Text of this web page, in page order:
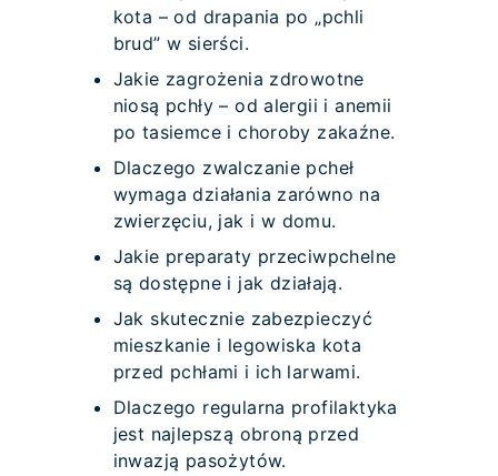
kota – od drapania po „pchli
brud” w sierści.
Jakie zagrożenia zdrowotne
niosą pchły – od alergii i anemii
po tasiemce i choroby zakaźne.
Dlaczego zwalczanie pcheł
wymaga działania zarówno na
zwierzęciu, jak i w domu.
Jakie preparaty przeciwpchelne
są dostępne i jak działają.
Jak skutecznie zabezpieczyć
mieszkanie i legowiska kota
przed pchłami i ich larwami.
Dlaczego regularna profilaktyka
jest najlepszą obroną przed
inwazją pasożytów.